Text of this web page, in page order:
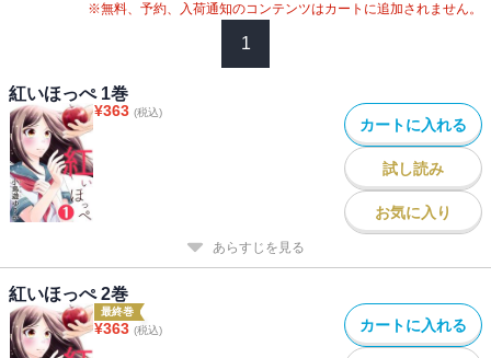
※無料、予約、入荷通知のコンテンツはカートに追加されません。
1
紅いほっぺ 1巻
¥363 (税込)
カートに入れる
試し読み
お気に入り
あらすじを見る
紅いほっぺ 2巻
最終巻
¥363 (税込) カートに入れる